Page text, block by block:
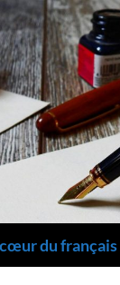
du français